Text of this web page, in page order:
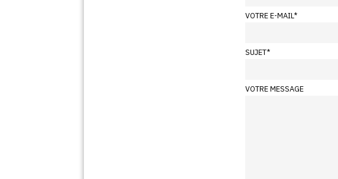
VOTRE E-MAIL*
SUJET*
VOTRE MESSAGE